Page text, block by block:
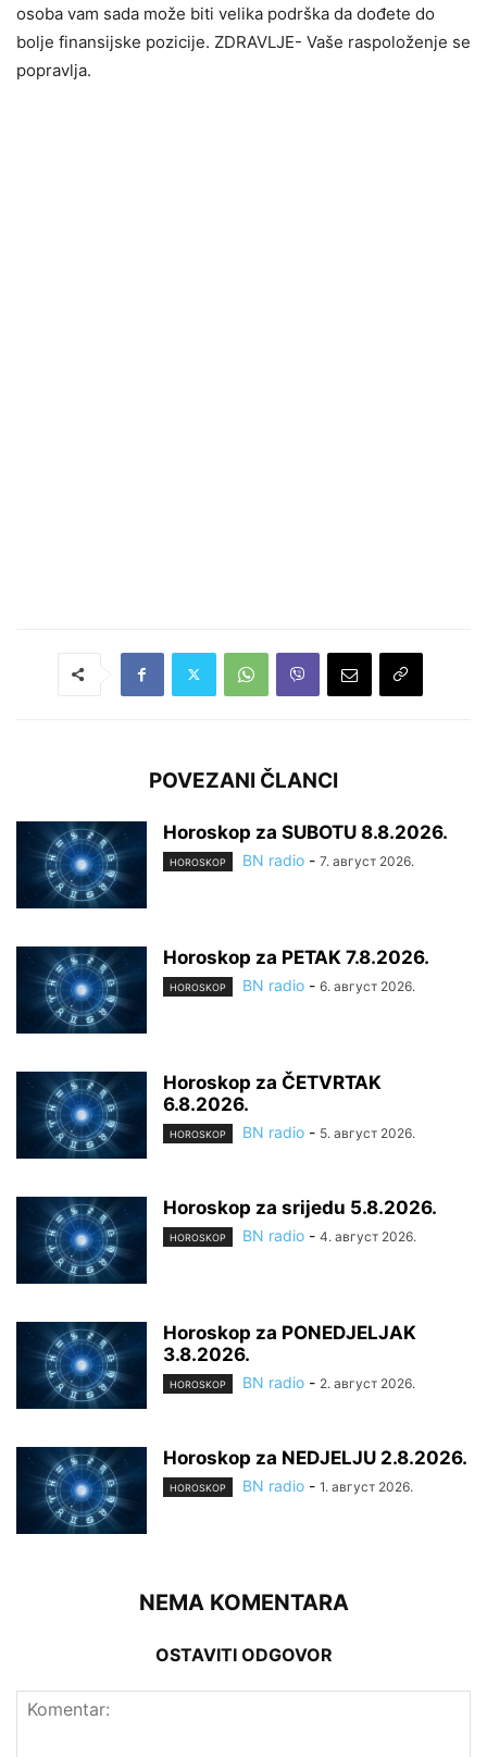
osoba vam sada može biti velika podrška da dođete do
bolje finansijske pozicije. ZDRAVLJE- Vaše raspoloženje se
popravlja.
POVEZANI ČLANCI
Horoskop za SUBOTU 8.8.2026.
HOROSKOP BN radio - 7. август 2026.
Horoskop za PETAK 7.8.2026.
HOROSKOP BN radio - 6. август 2026.
Horoskop za ČETVRTAK
6.8.2026.
HOROSKOP BN radio - 5. август 2026.
Horoskop za srijedu 5.8.2026.
HOROSKOP BN radio - 4. август 2026.
Horoskop za PONEDJELJAK
3.8.2026.
HOROSKOP BN radio - 2. август 2026.
Horoskop za NEDJELJU 2.8.2026.
HOROSKOP BN radio - 1. август 2026.
NEMA KOMENTARA
OSTAVITI ODGOVOR